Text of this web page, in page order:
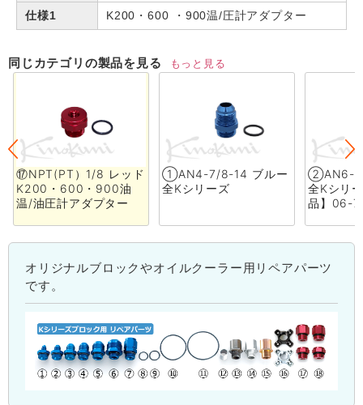
仕様1 K200・600 ・900温/圧計アダプター
同じカテゴリの製品を見る もっと見る
⑰NPT(PT）1/8 レッド
K200・600・900油
温/油圧計アダプター
①AN4-7/8-14 ブルー
全Kシリーズ
②AN6-7/
全Kシリ
品】06-
オリジナルブロックやオイルクーラー用リペアパーツ
です。